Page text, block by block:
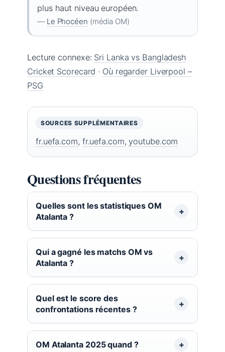
plus haut niveau européen.
— Le Phocéen (média OM)
Lecture connexe: Sri Lanka vs Bangladesh
Cricket Scorecard · Où regarder Liverpool –
PSG
SOURCES SUPPLÉMENTAIRES
fr.uefa.com, fr.uefa.com,youtube.com
Questions fréquentes
Quelles sont les statistiques OM
Atalanta ?
Qui a gagné les matchs OM vs
Atalanta ?
Quel est le score des
confrontations récentes ?
OM Atalanta 2025 quand ?